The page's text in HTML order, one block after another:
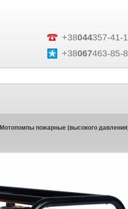
+38044357-41-
+38067463-85-
Мотопомпы пожарные (высокого